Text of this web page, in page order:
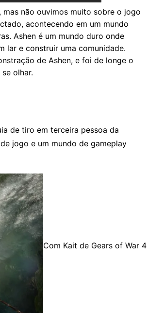
mas não ouvimos muito sobre o jogo
acontecendo em um mundo
Ashen é um mundo duro onde
lar e construir uma comunidade.
de Ashen, e foi de longe o
olhar.
de tiro em terceira pessoa da
jogo e um mundo de gameplay
Com Kait de Gears of War 4